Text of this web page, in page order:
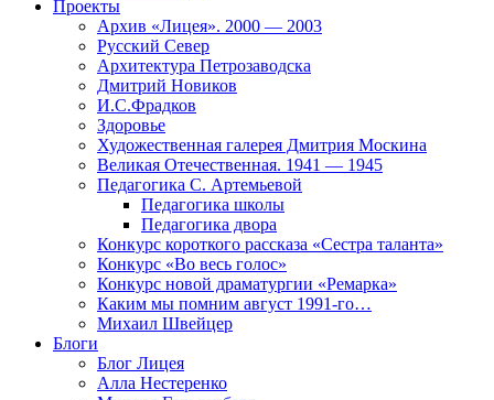
Проекты
Архив «Лицея». 2000 — 2003
Русский Север
Архитектура Петрозаводска
Дмитрий Новиков
И.С.Фрадков
Здоровье
Художественная галерея Дмитрия Москина
Великая Отечественная. 1941 — 1945
Педагогика С. Артемьевой
Педагогика школы
Педагогика двора
Конкурс короткого рассказа «Сестра таланта»
Конкурс «Во весь голос»
Конкурс новой драматургии «Ремарка»
Каким мы помним август 1991-го…
Михаил Швейцер
Блоги
Блог Лицея
Алла Нестеренко